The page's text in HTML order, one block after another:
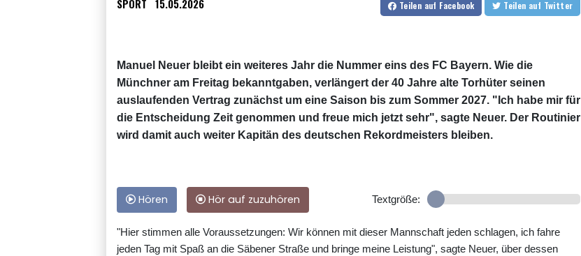
SPORT 15.05.2026 Teilen auf Facebook Teilen auf Twitter
Manuel Neuer bleibt ein weiteres Jahr die Nummer eins des FC Bayern. Wie die
Münchner am Freitag bekanntgaben, verlängert der 40 Jahre alte Torhüter seinen
auslaufenden Vertrag zunächst um eine Saison bis zum Sommer 2027. "Ich habe mir für
die Entscheidung Zeit genommen und freue mich jetzt sehr", sagte Neuer. Der Routinier
wird damit auch weiter Kapitän des deutschen Rekordmeisters bleiben.
Hören Hör auf zuzuhören Textgröße:
"Hier stimmen alle Voraussetzungen: Wir können mit dieser Mannschaft jeden schlagen, ich fahre
jeden Tag mit Spaß an die Säbener Straße und bringe meine Leistung", sagte Neuer, über dessen